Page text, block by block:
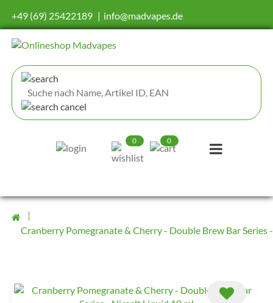
+49 (69) 25422189 info@madvapes.de
0 0
Cranberry Pomegranate & Cherry - Double Brew Bar Series